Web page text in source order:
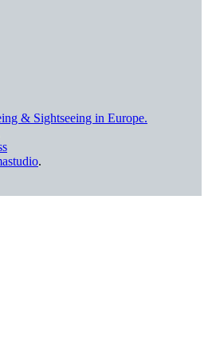
& Sightseeing in Europe.
.